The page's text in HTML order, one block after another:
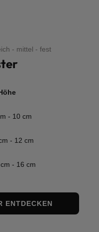
- mittel - fest
- 10 cm
- 12 cm
- 16 cm
ENTDECKEN